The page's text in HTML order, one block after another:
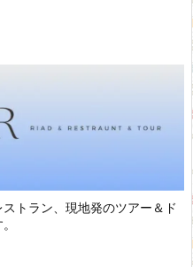
トラン、現地発のツアー＆ド